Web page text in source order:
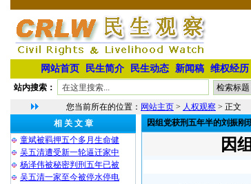
网站首页 民生简介 民生动态 新闻稿 维权经历
站内搜索：
您当前所在的位置： 网站主页 > 人权观察 > 正文
相 关 文 章
童斌被羁押五个多月生命健
吴五清遭受新一轮逼迁家中
杨泽伟被秘密判刑五年已被
吴五清一家至今被停水停电
因组党获刑五年半的刘振刚
因